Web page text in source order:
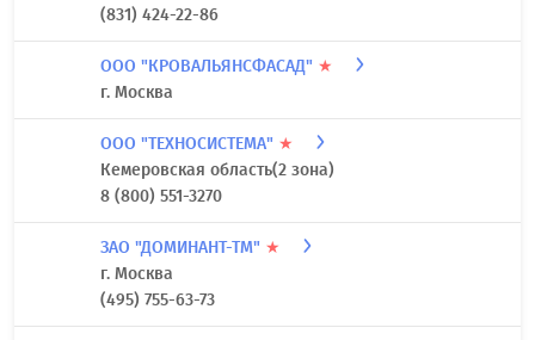
(831) 424-22-86
ООО "КРОВАЛЬЯНСФАСАД" ★
г. Москва
ООО "ТЕХНОСИСТЕМА" ★
Кемеровская область(2 зона)
8 (800) 551-3270
ЗАО "ДОМИНАНТ-ТМ" ★
г. Москва
(495) 755-63-73